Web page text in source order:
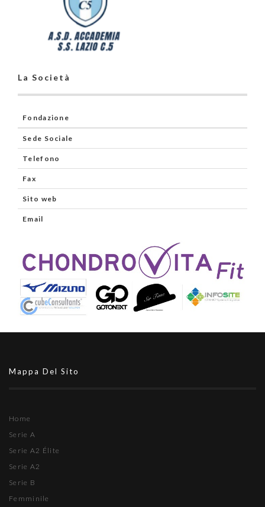
La Società
Fondazione
Sede Sociale
Telefono
Fax
Sito web
Email
Mappa Del Sito
Home
Serie A
Serie A2 Élite
Serie A2
Serie B
Femminile